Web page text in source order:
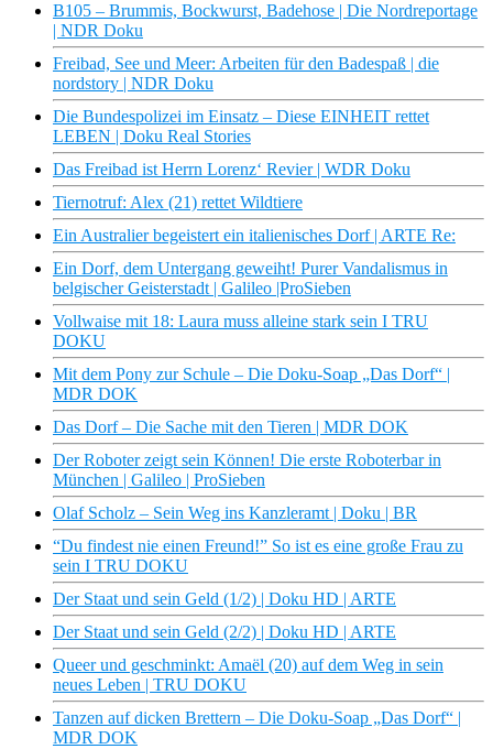
B105 – Brummis, Bockwurst, Badehose | Die Nordreportage
| NDR Doku
Freibad, See und Meer: Arbeiten für den Badespaß | die
nordstory | NDR Doku
Die Bundespolizei im Einsatz – Diese EINHEIT rettet
LEBEN | Doku Real Stories
Das Freibad ist Herrn Lorenz‘ Revier | WDR Doku
Tiernotruf: Alex (21) rettet Wildtiere
Ein Australier begeistert ein italienisches Dorf | ARTE Re:
Ein Dorf, dem Untergang geweiht! Purer Vandalismus in
belgischer Geisterstadt | Galileo |ProSieben
Vollwaise mit 18: Laura muss alleine stark sein I TRU
DOKU
Mit dem Pony zur Schule – Die Doku-Soap „Das Dorf“ |
MDR DOK
Das Dorf – Die Sache mit den Tieren | MDR DOK
Der Roboter zeigt sein Können! Die erste Roboterbar in
München | Galileo | ProSieben
Olaf Scholz – Sein Weg ins Kanzleramt | Doku | BR
“Du findest nie einen Freund!” So ist es eine große Frau zu
sein I TRU DOKU
Der Staat und sein Geld (1/2) | Doku HD | ARTE
Der Staat und sein Geld (2/2) | Doku HD | ARTE
Queer und geschminkt: Amaël (20) auf dem Weg in sein
neues Leben | TRU DOKU
Tanzen auf dicken Brettern – Die Doku-Soap „Das Dorf“ |
MDR DOK